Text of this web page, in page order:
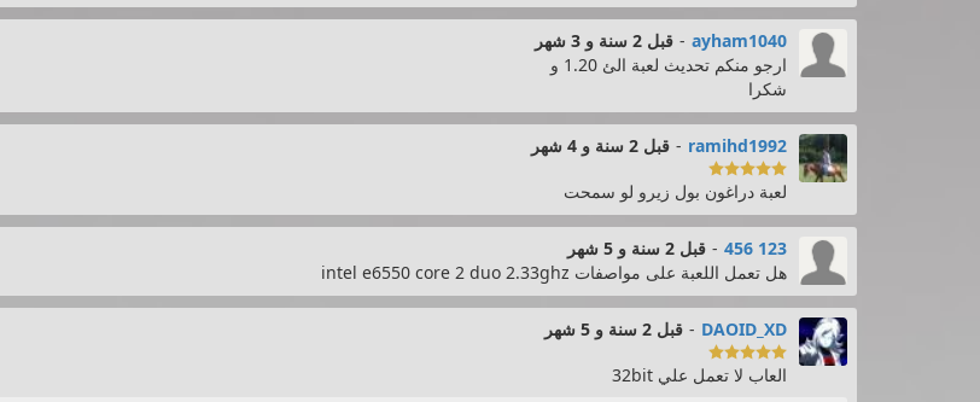
ayham1040
- قبل 2 سنة و 3 شهر
ارجو منكم تحديث لعبة الئ 1.20 و
شكرا
ramihd1992
- قبل 2 سنة و 4 شهر

لعبة دراغون بول زيرو لو سمحت
123 456
- قبل 2 سنة و 5 شهر
هل تعمل اللعبة على مواصفات intel e6550 core 2 duo 2.33ghz
DAOID_XD
- قبل 2 سنة و 5 شهر

العاب لا تعمل علي 32bit